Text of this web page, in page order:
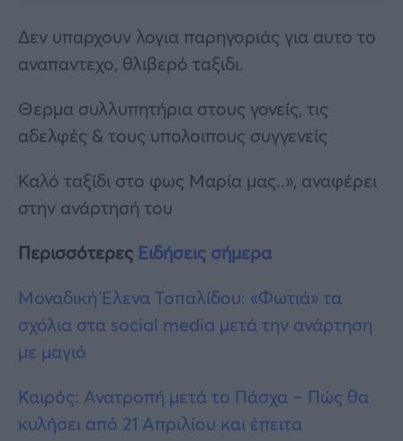
Δεν υπαρχουν λογια παρηγοριάς για αυτο το
αναπαντεχο, θλιβερό ταξιδι.
Θερμα συλλυπητήρια στους γονείς, τις
αδελφές & τους υπολοιπους συγγενείς
Καλό ταξίδι στο φως Μαρία μας..», αναφέρει
στην ανάρτησή του
Περισσότερες Ειδήσεις σήμερα
Μοναδική Έλενα Τοπαλίδου: «Φωτιά» τα
σχόλια στα social media μετά την ανάρτηση
με μαγιό
Καιρός: Ανατροπή μετά το Πάσχα – Πώς θα
κυλήσει από 21 Απριλίου και έπειτα